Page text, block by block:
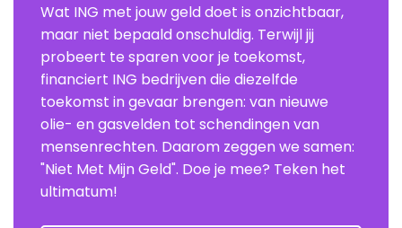
Wat ING met jouw geld doet is onzichtbaar,
maar niet bepaald onschuldig. Terwijl jij
probeert te sparen voor je toekomst,
financiert ING bedrijven die diezelfde
toekomst in gevaar brengen: van nieuwe
olie- en gasvelden tot schendingen van
mensenrechten. Daarom zeggen we samen:
"Niet Met Mijn Geld". Doe je mee? Teken het
ultimatum!